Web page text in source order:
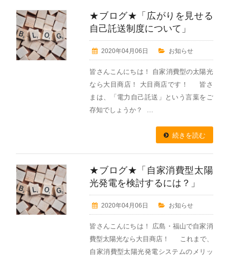
★ブログ★「広がりを見せる
自己託送制度について」
2020年04月06日 お知らせ
皆さんこんにちは！ 自家消費型の太陽光
なら大目商店！ 大目商店です！ 皆さ
まは、「電力自己託送」という言葉をご
存知でしょうか？ …
続きを読む
★ブログ★「自家消費型太陽
光発電を検討するには？」
2020年04月06日 お知らせ
皆さんこんにちは！ 広島・福山で自家消
費型太陽光なら大目商店！ これまで、
自家消費型太陽光発電システムのメリッ